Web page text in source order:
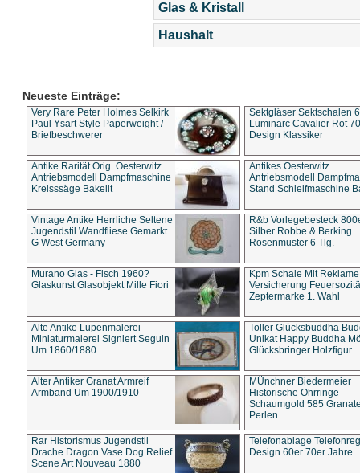
Glas & Kristall
Haushalt
Neueste Einträge:
Very Rare Peter Holmes Selkirk
Paul Ysart Style Paperweight /
Briefbeschwerer
Sektgläser Sektschalen
Luminarc Cavalier Rot
Design Klassiker
Antike Rarität Orig. Oesterwitz
Antriebsmodell Dampfmaschine
Kreisssäge Bakelit
Antikes Oesterwitz
Antriebsmodell
Stand Schleifmaschine
Vintage Antike Herrliche Seltene
Jugendstil Wandfliese Gemarkt
G West Germany
R&b Vorlegebesteck
Silber Robbe & Berking
Rosenmuster 6 Tlg.
Murano Glas - Fisch 1960?
Glaskunst Glasobjekt Mille Fiori
Kpm Schale Mit Reklame
Versicherung
Zeptermarke 1. Wahl
Alte Antike Lupenmalerei
Miniaturmalerei Signiert Seguin
Um 1860/1880
Toller Glücksbuddha
Unikat Happy Buddha
Glücksbringer Holzfigur
Alter Antiker Granat Armreif
Armband Um 1900/1910
MÜnchner Biedermeier
Historische Ohrringe
Schaumgold 585
Perlen
Rar Historismus Jugendstil
Drache Dragon Vase Dog Relief
Scene Art Nouveau 1880
Telefonablage
Design 60er 70er Jahre